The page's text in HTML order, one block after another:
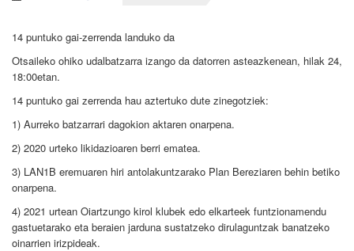
14 puntuko gai-zerrenda landuko da
Otsaileko ohiko udalbatzarra izango da datorren asteazkenean, hilak 24,
18:00etan.
14 puntuko gai zerrenda hau aztertuko dute zinegotziek:
1) Aurreko batzarrari dagokion aktaren onarpena.
2) 2020 urteko likidazioaren berri ematea.
3) LAN1B eremuaren hiri antolakuntzarako Plan Bereziaren behin betiko
onarpena.
4) 2021 urtean Oiartzungo kirol klubek edo elkarteek funtzionamendu
gastuetarako eta beraien jarduna sustatzeko dirulaguntzak banatzeko
oinarrien irizpideak.